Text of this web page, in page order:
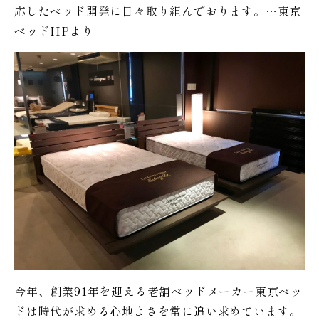
応したベッド開発に日々取り組んでおります。…東京
ベッドHPより
今年、創業91年を迎える老舗ベッドメーカー東京ベッ
ドは時代が求める心地よさを常に追い求めています。